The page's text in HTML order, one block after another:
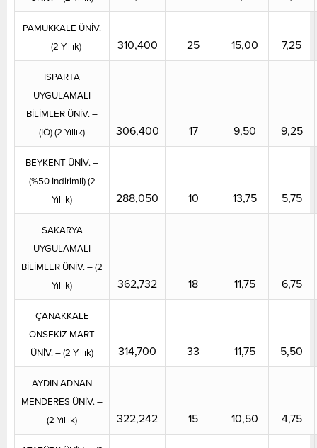
PAMUKKALE ÜNİV.
– (2 Yıllık)
310,400 25 15,00 7,25
ISPARTA
UYGULAMALI
BİLİMLER ÜNİV. –
(İÖ) (2 Yıllık)
306,400 17 9,50 9,25
BEYKENT ÜNİV. –
(%50 İndirimli) (2
Yıllık)
288,050 10 13,75 5,75
SAKARYA
UYGULAMALI
BİLİMLER ÜNİV. – (2
Yıllık)
362,732 18 11,75 6,75
ÇANAKKALE
ONSEKİZ MART
ÜNİV. – (2 Yıllık)
314,700 33 11,75 5,50
AYDIN ADNAN
MENDERES ÜNİV. –
(2 Yıllık)
322,242 15 10,50 4,75